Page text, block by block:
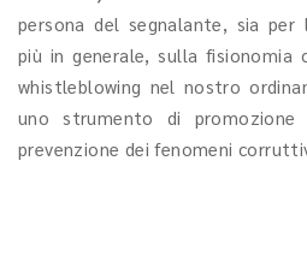
persona del segnalante, sia per
più in generale, sulla fisionomia
whistleblowing nel nostro
uno strumento di promozione
prevenzione dei fenomeni